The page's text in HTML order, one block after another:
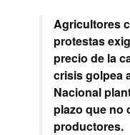
Agricultores
protestas
precio de la
crisis golpea
Nacional
plazo que no
productores.